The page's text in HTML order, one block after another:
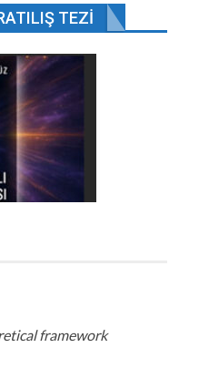
bulunulan bir…
TEZI
framework